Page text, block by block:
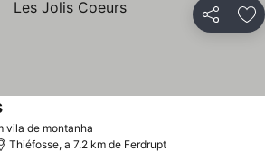
Partilhar
vila de montanha
Thiéfosse, a 7.2 km de Ferdrupt